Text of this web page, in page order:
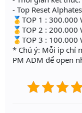
- Top Reset
🥇TOP 1 : 300.000
🥇TOP 2 : 200.000
🥇TOP 3 : 100.000
* Chú ý: Mỗi ip chỉ
PM ADM để open